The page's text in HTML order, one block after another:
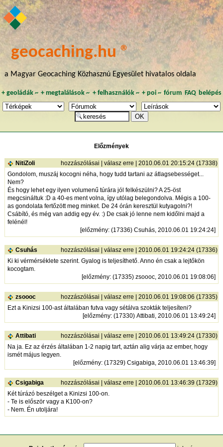
geocaching.hu ®
a Magyar Geocaching Közhasznú Egyesület hivatalos oldala
+ geoládák~ +megtalálások ~ + felhasználók~ + poi~ fórum FAQ belépés
Előzmények
NitiZoli hozzászólásai válasz erre | 2010.06.01 20:15:24 (17338)
Gondolom, muszáj kocogni néha, hogy tudd tartani az átlagsebességet...
Nem?
És hogy lehet egy ilyen volumenű túrára jól felkészülni? A 25-öst
megcsináltuk :D a 40-es ment volna, így utólag belegondolva. Mégis a 100-
as gondolata fertőzött meg minket. De 24 órán keresztül kutyagolni?!
Csábító, és még van addig egy év. :) De csak jó lenne nem kidőlni majd a
felénél!
[előzmény: (17336) Csuhás, 2010.06.01 19:24:24]
Csuhás hozzászólásai válasz erre | 2010.06.01 19:24:24 (17336)
Ki ki vérmérséklete szerint. Gyalog is teljesíthető. Anno én csak a lejtőkön
kocogtam.
[előzmény: (17335) zsoooc, 2010.06.01 19:08:06]
zsoooc hozzászólásai válasz erre | 2010.06.01 19:08:06 (17335)
Ezt a Kinizsi 100-ast általában futva vagy sétálva szokták teljesíteni?
[előzmény: (17330) Attibati, 2010.06.01 13:49:24]
Attibati hozzászólásai válasz erre | 2010.06.01 13:49:24 (17330)
Na ja. Ez az érzés általában 1-2 napig tart, aztán alig várja az ember, hogy
ismét május legyen.
[előzmény: (17329) Csigabiga, 2010.06.01 13:46:39]
Csigabiga hozzászólásai válasz erre | 2010.06.01 13:46:39 (17329)
Két túrázó beszélget a Kinizsi 100-on.
- Te is először vagy a K100-on?
- Nem. Én utoljára!